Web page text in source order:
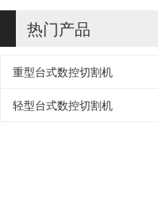
热门产品
重型台式数控切割机
轻型台式数控切割机